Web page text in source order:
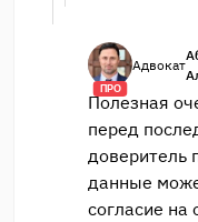
ПРО
Адвокат
Полезная
перед
доверитель
данные
согласие